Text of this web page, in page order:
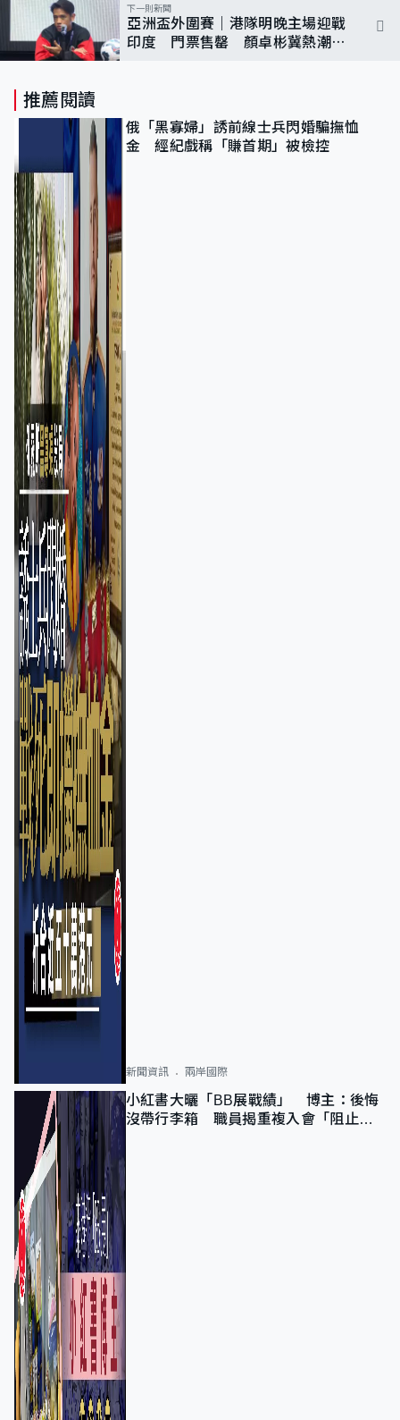
下一則新聞
亞洲盃外圍賽｜港隊明晚主場迎戰
印度 門票售罄 顏卓彬冀熱潮持
推薦閱讀
俄「黑寡婦」誘前線士兵閃婚騙撫恤
金 經紀戲稱「賺首期」被檢控
新聞資訊 兩岸國際
小紅書大曬「BB展戰績」 博主：後悔
沒帶行李箱 職員揭重複入會「阻止唔